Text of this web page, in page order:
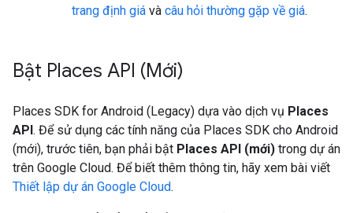
trang định giá và câu hỏi thường gặp về giá.
Bật Places API (Mới)
Places SDK for Android (Legacy) dựa vào dịch vụ Places
API. Để sử dụng các tính năng của Places SDK cho Android
(mới), trước tiên, bạn phải bật Places API (mới) trong dự án
trên Google Cloud. Để biết thêm thông tin, hãy xem bài viết
Thiết lập dự án Google Cloud.